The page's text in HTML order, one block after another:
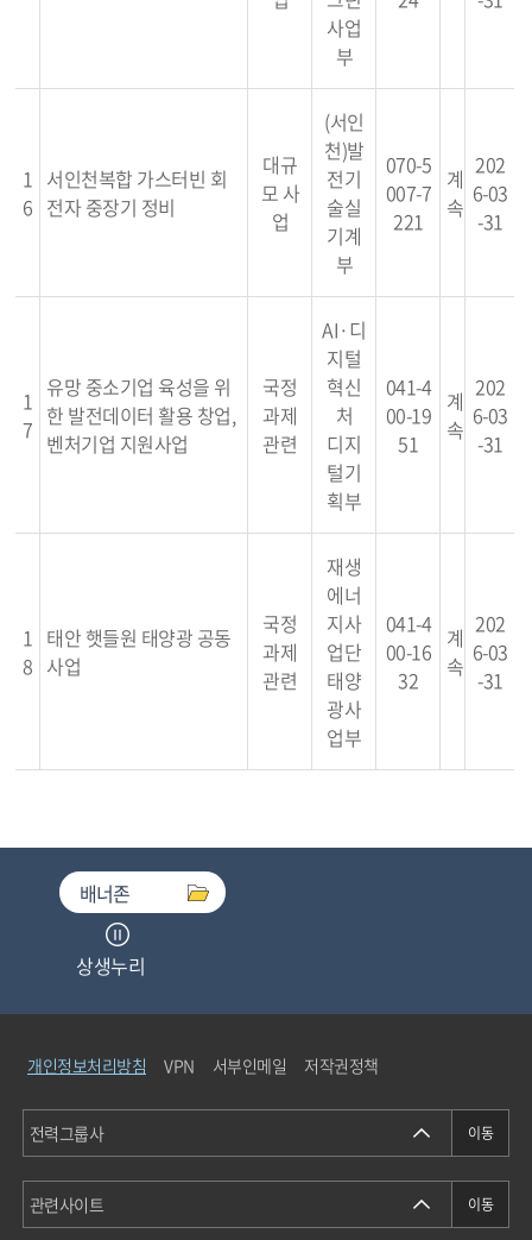
사업
부
1
6
서인천복합 가스터빈 회
전자 중장기 정비
대규
모 사
업
(서인
천)발
전기
술실
기계
부
070-5
007-7
221
계
속
202
6-03
-31
1
7
유망 중소기업 육성을 위
한 발전데이터 활용 창업,
벤처기업 지원사업
국정
과제
관련
AI·디
지털
혁신
처
디지
털기
획부
041-4
00-19
51
계
속
202
6-03
-31
1
8
태안 햇들원 태양광 공동
사업
국정
과제
관련
재생
에너
지사
업단
태양
광사
업부
041-4
00-16
32
계
속
202
6-03
-31
배너존
상생누리
중소기업기술마켓
청탁금지법통합검색
개인정보처리방침 VPN 서부인메일 저작권정책